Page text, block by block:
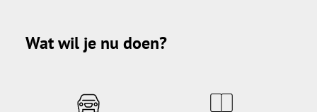
Wat wil je nu doen?